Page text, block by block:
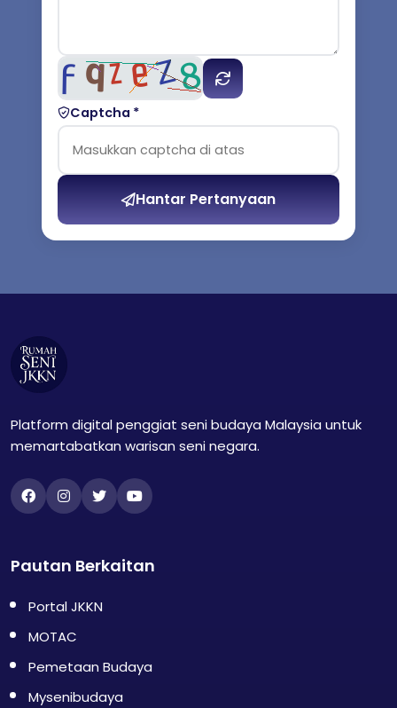
Captcha *
Hantar Pertanyaan
Platform digital penggiat seni budaya Malaysia untuk
memartabatkan warisan seni negara.
Pautan Berkaitan
Portal JKKN
MOTAC
Pemetaan Budaya
Mysenibudaya